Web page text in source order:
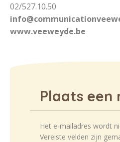
02/527.10.50
www.veeweyde.be
Plaats een
Het e-mailadres wordt
Vereiste velden zijn